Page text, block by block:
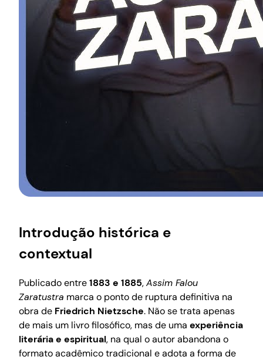
Introdução histórica e
contextual
Publicado entre1883 e 1885,Assim Falou
Zaratustra marca o ponto de ruptura definitiva na
obra de Friedrich Nietzsche. Não se trata apenas
de mais um livro filosófico, mas de uma experiência
literária e espiritual, na qual o autor abandona o
formato acadêmico tradicional e adota a forma de